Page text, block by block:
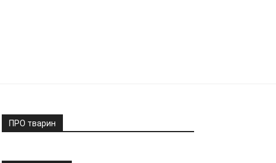
ПРО тварин